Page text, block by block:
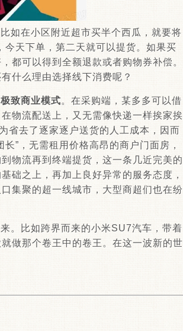
如在小区附近超市买半个西瓜，就要将
天下单，第二天就可以提货。如果买
都可以得到全额退款或者购物券补偿。
什么理由选择线下消费呢？
极致商业模式。在采购端，某多多可以借
物流配送上，又无需像快递一样挨家挨
省去了逐家逐户送货的人工成本，因而
”，无需租用价格高昂的商户门面房，
物流再到终端提货，这一条几近完美的
础之上，再加上良好异常的服务态度，
集聚的超一线城市，大型商超们也在纷
。比如跨界而来的小米SU7汽车，带着
做那个卷王中的卷王。在这一波新的世